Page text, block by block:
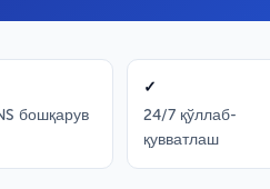
бошқарув
✓
24/7 қўллаб-
қувватлаш